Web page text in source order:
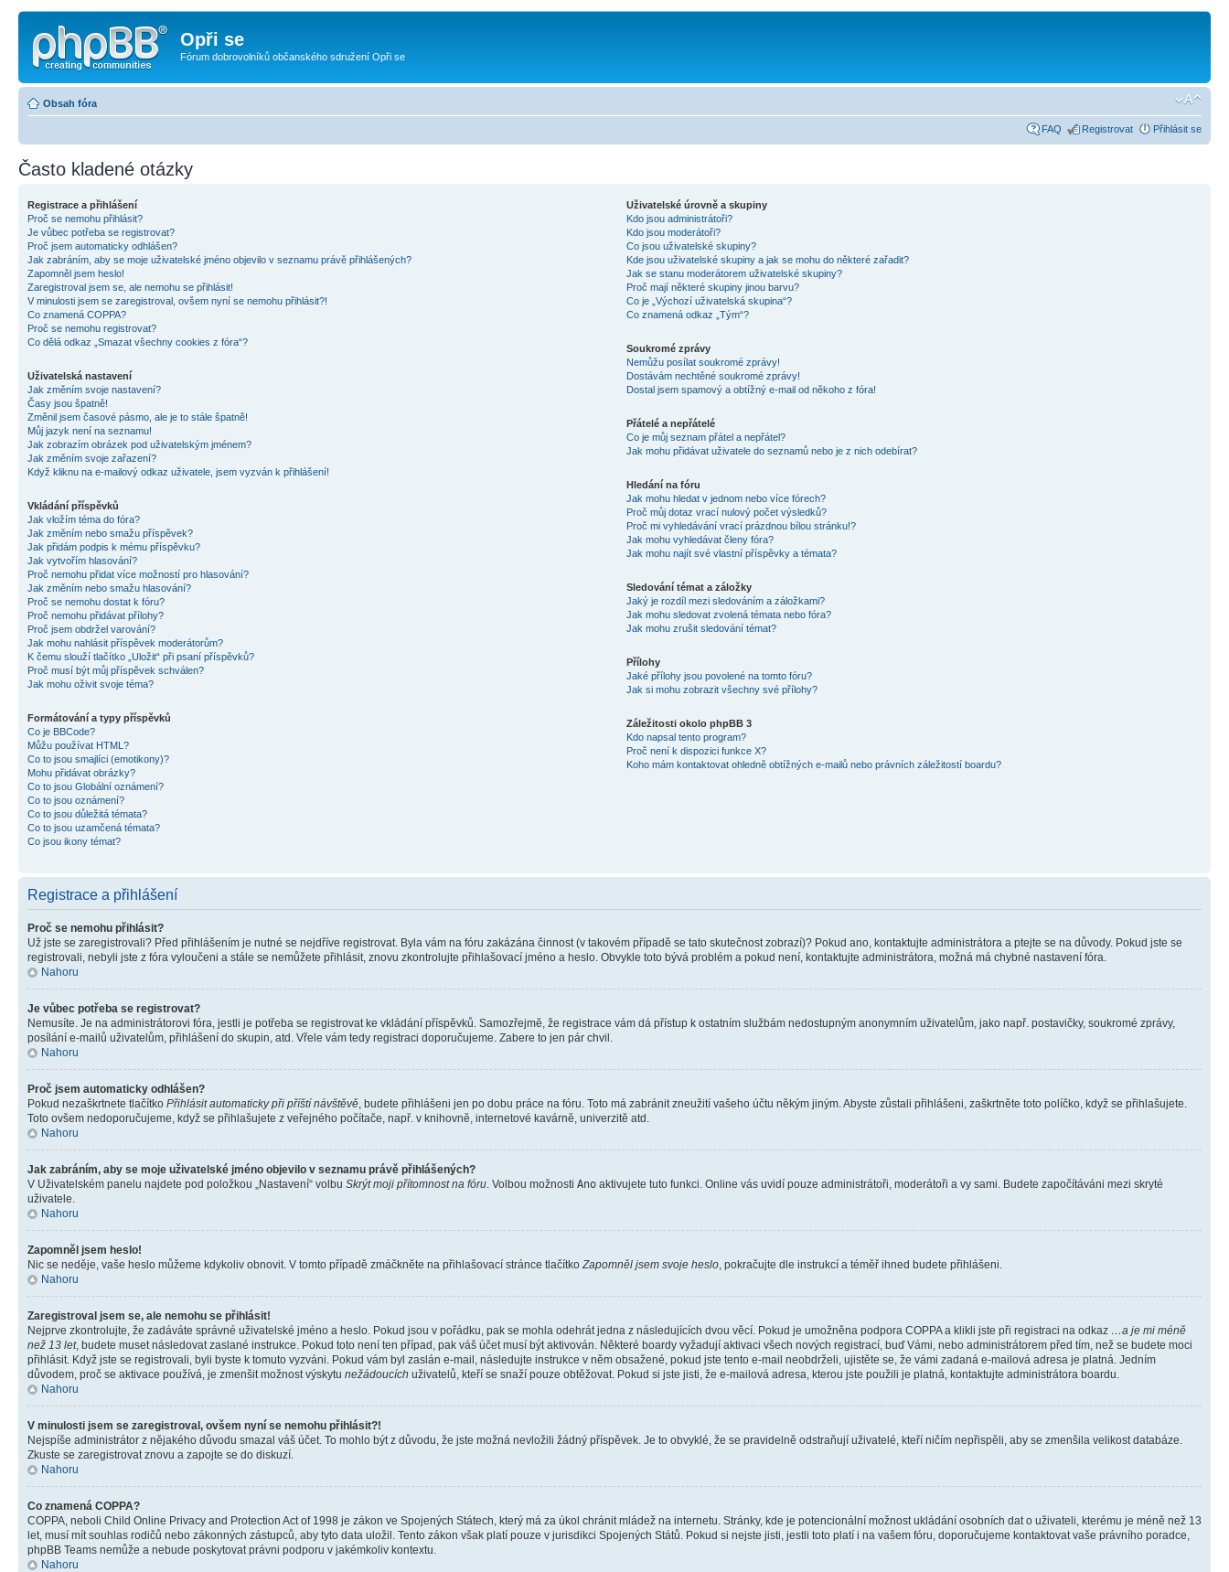
Opři se
Fórum dobrovolníků občanského sdružení Opři se
Obsah fóra
FAQ Registrovat Přihlásit se
Často kladené otázky
Registrace a přihlášení
Proč se nemohu přihlásit?
Je vůbec potřeba se registrovat?
Proč jsem automaticky odhlášen?
Jak zabráním, aby se moje uživatelské jméno objevilo v seznamu právě přihlášených?
Zapomněl jsem heslo!
Zaregistroval jsem se, ale nemohu se přihlásit!
V minulosti jsem se zaregistroval, ovšem nyní se nemohu přihlásit?!
Co znamená COPPA?
Proč se nemohu registrovat?
Co dělá odkaz „Smazat všechny cookies z fóra“?
Uživatelská nastavení
Jak změním svoje nastavení?
Časy jsou špatně!
Změnil jsem časové pásmo, ale je to stále špatně!
Můj jazyk není na seznamu!
Jak zobrazím obrázek pod uživatelským jménem?
Jak změním svoje zařazení?
Když kliknu na e-mailový odkaz uživatele, jsem vyzván k přihlášení!
Vkládání příspěvků
Jak vložím téma do fóra?
Jak změním nebo smažu příspěvek?
Jak přidám podpis k mému příspěvku?
Jak vytvořím hlasování?
Proč nemohu přidat více možností pro hlasování?
Jak změním nebo smažu hlasování?
Proč se nemohu dostat k fóru?
Proč nemohu přidávat přílohy?
Proč jsem obdržel varování?
Jak mohu nahlásit příspěvek moderátorům?
K čemu slouží tlačítko „Uložit“ při psaní příspěvků?
Proč musí být můj příspěvek schválen?
Jak mohu oživit svoje téma?
Formátování a typy příspěvků
Co je BBCode?
Můžu používat HTML?
Co to jsou smajlíci (emotikony)?
Mohu přidávat obrázky?
Co to jsou Globální oznámení?
Co to jsou oznámení?
Co to jsou důležitá témata?
Co to jsou uzamčená témata?
Co jsou ikony témat?
Uživatelské úrovně a skupiny
Kdo jsou administrátoři?
Kdo jsou moderátoři?
Co jsou uživatelské skupiny?
Kde jsou uživatelské skupiny a jak se mohu do některé zařadit?
Jak se stanu moderátorem uživatelské skupiny?
Proč mají některé skupiny jinou barvu?
Co je „Výchozí uživatelská skupina“?
Co znamená odkaz „Tým“?
Soukromé zprávy
Nemůžu posílat soukromé zprávy!
Dostávám nechtěné soukromé zprávy!
Dostal jsem spamový a obtížný e-mail od někoho z fóra!
Přátelé a nepřátelé
Co je můj seznam přátel a nepřátel?
Jak mohu přidávat uživatele do seznamů nebo je z nich odebírat?
Hledání na fóru
Jak mohu hledat v jednom nebo více fórech?
Proč můj dotaz vrací nulový počet výsledků?
Proč mi vyhledávání vrací prázdnou bílou stránku!?
Jak mohu vyhledávat členy fóra?
Jak mohu najít své vlastní příspěvky a témata?
Sledování témat a záložky
Jaký je rozdíl mezi sledováním a záložkami?
Jak mohu sledovat zvolená témata nebo fóra?
Jak mohu zrušit sledování témat?
Přílohy
Jaké přílohy jsou povolené na tomto fóru?
Jak si mohu zobrazit všechny své přílohy?
Záležitosti okolo phpBB 3
Kdo napsal tento program?
Proč není k dispozici funkce X?
Koho mám kontaktovat ohledně obtížných e-mailů nebo právních záležitostí boardu?
Registrace a přihlášení
Proč se nemohu přihlásit?
Už jste se zaregistrovali? Před přihlášením je nutné se nejdříve registrovat. Byla vám na fóru zakázána činnost (v takovém případě se tato skutečnost zobrazí)? Pokud ano, kontaktujte administrátora a ptejte se na důvody. Pokud jste se
registrovali, nebyli jste z fóra vyloučeni a stále se nemůžete přihlásit, znovu zkontrolujte přihlašovací jméno a heslo. Obvykle toto bývá problém a pokud není, kontaktujte administrátora, možná má chybné nastavení fóra.
Nahoru
Je vůbec potřeba se registrovat?
Nemusíte. Je na administrátorovi fóra, jestli je potřeba se registrovat ke vkládání příspěvků. Samozřejmě, že registrace vám dá přístup k ostatním službám nedostupným anonymním uživatelům, jako např. postavičky, soukromé zprávy,
posílání e-mailů uživatelům, přihlášení do skupin, atd. Vřele vám tedy registraci doporučujeme. Zabere to jen pár chvil.
Nahoru
Proč jsem automaticky odhlášen?
Pokud nezaškrtnete tlačítko Přihlásit automaticky při příští návštěvě , budete přihlášeni jen po dobu práce na fóru. Toto má zabránit zneužití vašeho účtu někým jiným. Abyste zůstali přihlášeni, zaškrtněte toto políčko, když se přihlašujete.
Toto ovšem nedoporučujeme, když se přihlašujete z veřejného počítače, např. v knihovně, internetové kavárně, univerzitě atd.
Nahoru
Jak zabráním, aby se moje uživatelské jméno objevilo v seznamu právě přihlášených?
V Uživatelském panelu najdete pod položkou „Nastavení“ volbu Skrýt moji přítomnost na fóru . Volbou možnosti Ano aktivujete tuto funkci. Online vás uvidí pouze administrátoři, moderátoři a vy sami. Budete započítáváni mezi skryté
uživatele.
Nahoru
Zapomněl jsem heslo!
Nic se neděje, vaše heslo můžeme kdykoliv obnovit. V tomto případě zmáčkněte na přihlašovací stránce tlačítko Zapomněl jsem svoje heslo , pokračujte dle instrukcí a téměř ihned budete přihlášeni.
Nahoru
Zaregistroval jsem se, ale nemohu se přihlásit!
Nejprve zkontrolujte, že zadáváte správné uživatelské jméno a heslo. Pokud jsou v pořádku, pak se mohla odehrát jedna z následujících dvou věcí. Pokud je umožněna podpora COPPA a klikli jste při registraci na odkaz …a je mi méně
než 13 let, budete muset následovat zaslané instrukce. Pokud toto není ten případ, pak váš účet musí být aktivován. Některé boardy vyžadují aktivaci všech nových registrací, buď Vámi, nebo administrátorem před tím, než se budete moci
přihlásit. Když jste se registrovali, byli byste k tomuto vyzváni. Pokud vám byl zaslán e-mail, následujte instrukce v něm obsažené, pokud jste tento e-mail neobdrželi, ujistěte se, že vámi zadaná e-mailová adresa je platná. Jedním
důvodem, proč se aktivace používá, je zmenšit možnost výskytu nežádoucích uživatelů, kteří se snaží pouze obtěžovat. Pokud si jste jisti, že e-mailová adresa, kterou jste použili je platná, kontaktujte administrátora boardu.
Nahoru
V minulosti jsem se zaregistroval, ovšem nyní se nemohu přihlásit?!
Nejspíše administrátor z nějakého důvodu smazal váš účet. To mohlo být z důvodu, že jste možná nevložili žádný příspěvek. Je to obvyklé, že se pravidelně odstraňují uživatelé, kteří ničím nepřispěli, aby se zmenšila velikost databáze.
Zkuste se zaregistrovat znovu a zapojte se do diskuzí.
Nahoru
Co znamená COPPA?
COPPA, neboli Child Online Privacy and Protection Act of 1998 je zákon ve Spojených Státech, který má za úkol chránit mládež na internetu. Stránky, kde je potencionální možnost ukládání osobních dat o uživateli, kterému je méně než 13
let, musí mít souhlas rodičů nebo zákonných zástupců, aby tyto data uložil. Tento zákon však platí pouze v jurisdikci Spojených Států. Pokud si nejste jisti, jestli toto platí i na vašem fóru, doporučujeme kontaktovat vaše právního poradce,
phpBB Teams nemůže a nebude poskytovat právni podporu v jakémkoliv kontextu.
Nahoru